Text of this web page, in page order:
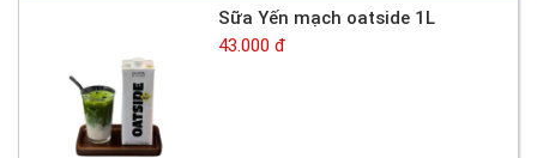
Sữa Yến mạch oatside 1L
43.000 đ